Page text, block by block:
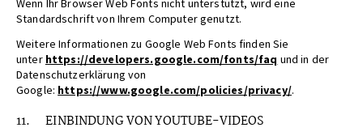
Wenn Ihr Browser Web Fonts nicht unterstützt, wird eine
Standardschrift von Ihrem Computer genutzt.
Weitere Informationen zu Google Web Fonts finden Sie
unter https://developers.google.com/fonts/faq und in der
Datenschutzerklärung von
Google: https://www.google.com/policies/privacy/.
11. EINBINDUNG VON YOUTUBE-VIDEOS